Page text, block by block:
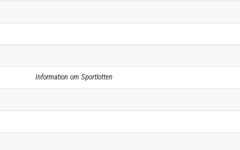
Information om Sportlotten